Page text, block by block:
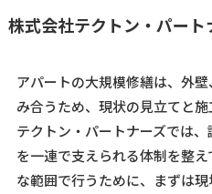
株式会社テクトン・パー
アパートの大規模修繕は、外
み合うため、現状の見立てと
テクトン・パートナーズでは
を一連で支えられる体制を整
な範囲で行うために、まずは